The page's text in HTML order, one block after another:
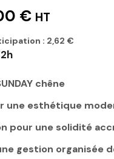
€ HT
: 2,62 €
chêne
une esthétique
pour une solidité
gestion organisée